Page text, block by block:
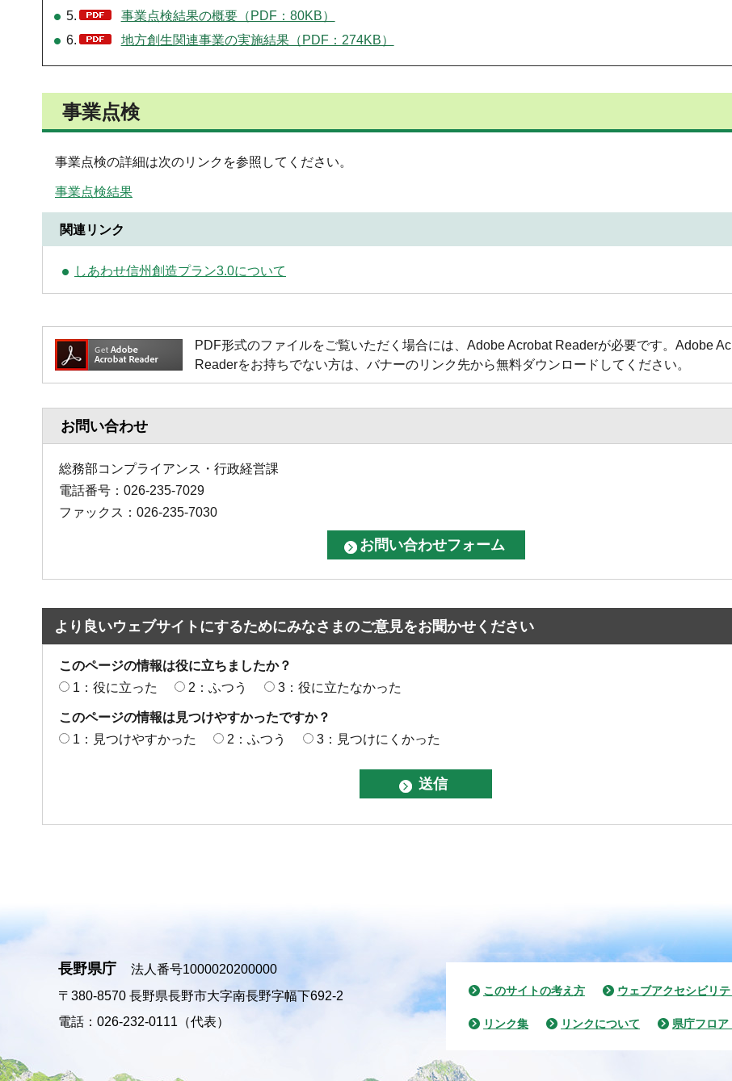
5.
事業点検結果の概要（PDF：80KB）
6.
地方創生関連事業の実施結果（PDF：274KB）
事業点検
事業点検の詳細は次のリンクを参照してください。
事業点検結果
関連リンク
しあわせ信州創造プラン3.0について
PDF形式のファイルをご覧いただく場合には、Adobe Acrobat Readerが必要です。Adobe
Readerをお持ちでない方は、バナーのリンク先から無料ダウンロードしてください。
お問い合わせ
総務部コンプライアンス・行政経営課
電話番号：026-235-7029
ファックス：026-235-7030
より良いウェブサイトにするためにみなさまのご意見をお聞かせください
このページの情報は役に立ちましたか？
1：役に立った
2：ふつう 3：役に立たなかった
このページの情報は見つけやすかったですか？
1：見つけやすかった
2：ふつう 3：見つけにくかった
長野県庁
法人番号1000020200000
〒380-8570 長野県長野市大字南長野字幅下692-2
電話：026-232-0111（代表）
このサイトの考え方 ウェブアクセシビリ
リンク集 リンクについて 県庁フロ